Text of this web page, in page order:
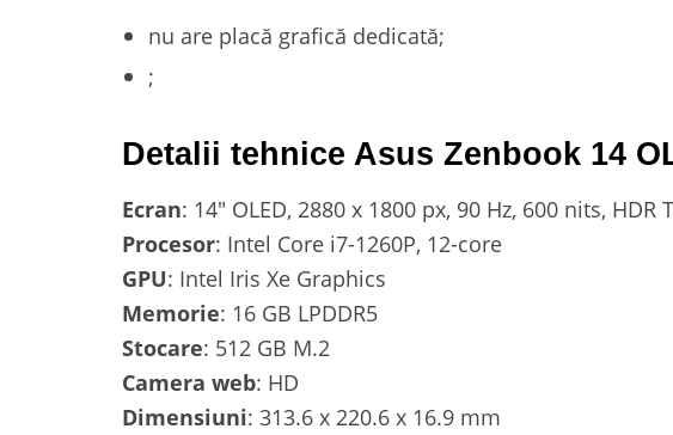
nu are placă grafică dedicată;
;
Detalii tehnice Asus Zenbook 14
Ecran: 14″ OLED, 2880 x 1800 px, 90 Hz, 600 nits, HDR
Procesor: Intel Core i7-1260P, 12-core
GPU: Intel Iris Xe Graphics
Memorie: 16 GB LPDDR5
Stocare: 512 GB M.2
Camera web: HD
Dimensiuni: 313.6 x 220.6 x 16.9 mm